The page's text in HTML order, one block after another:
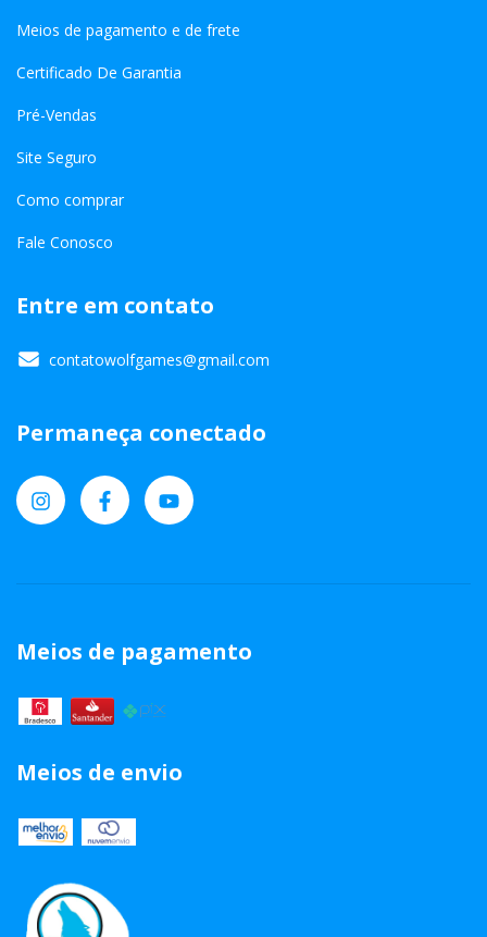
Meios de pagamento e de frete
Certificado De Garantia
Pré-Vendas
Site Seguro
Como comprar
Fale Conosco
Entre em contato
contatowolfgames@gmail.com
Permaneça conectado
Meios de pagamento
Meios de envio